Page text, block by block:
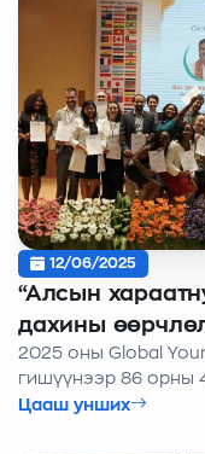
12/06/2025
“Алсын
дахины
хүчийг
Uniting the
Change”
2025 оны Global
гишүүнээр 86 орны
өрсөлдсөнөөс 32
Цааш унших